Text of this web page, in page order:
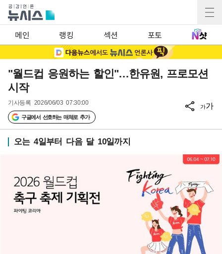
메인 랭킹 섹션 포토
"월드컵 응원하는 할인"…한유원, 프로모션
시작
기사등록 2026/06/03 07:30:00
구글에서 선호하는 매체로 추가
가가
오는 4일부터 다음 달 10일까지